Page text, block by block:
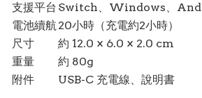
支援平台 Switch、Windows、
電池續航20小時（充電約2小時）
尺寸
約 12.0 × 6.0 × 2.0 cm
重量
約 80g
附件
USB-C 充電線、說明書